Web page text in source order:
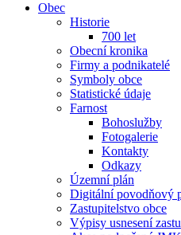
Obec
Historie
700 let
Obecní kronika
Firmy a podnikatelé
Symboly obce
Statistické údaje
Farnost
Bohoslužby
Fotogalerie
Kontakty
Odkazy
Územní plán
Digitální povodňový
Zastupitelstvo obce
Výpisy usnesení